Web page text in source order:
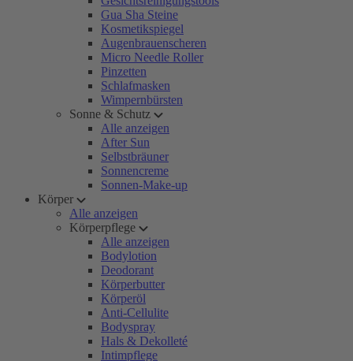
Gua Sha Steine
Kosmetikspiegel
Augenbrauenscheren
Micro Needle Roller
Pinzetten
Schlafmasken
Wimpernbürsten
Sonne & Schutz
Alle anzeigen
After Sun
Selbstbräuner
Sonnencreme
Sonnen-Make-up
Körper
Alle anzeigen
Körperpflege
Alle anzeigen
Bodylotion
Deodorant
Körperbutter
Körperöl
Anti-Cellulite
Bodyspray
Hals & Dekolleté
Intimpflege